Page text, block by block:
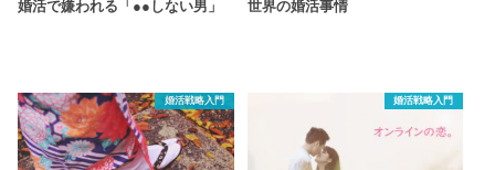
婚活で嫌われる「●●しない男」
世界の婚活事情
婚活戦略入門 婚活戦略入門